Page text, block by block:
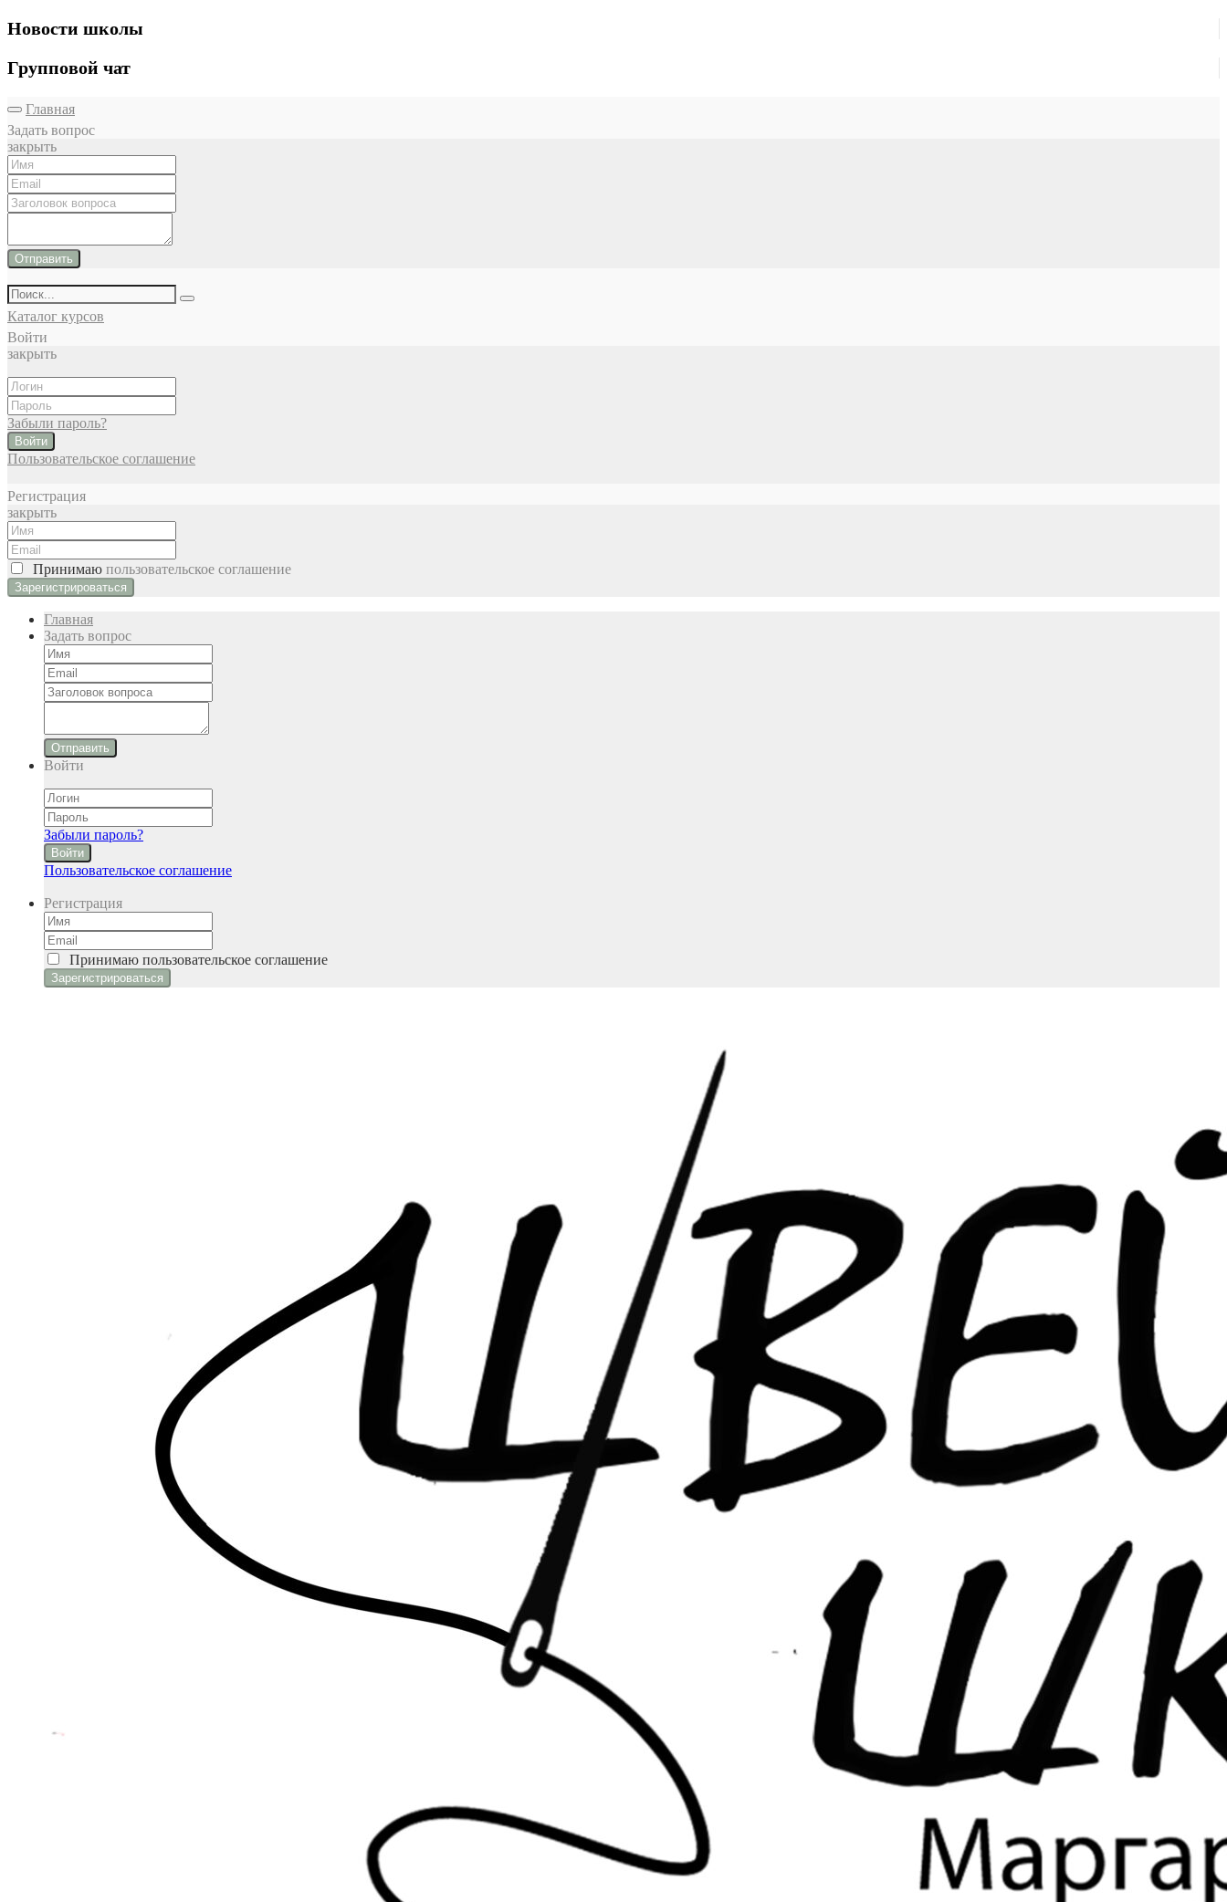
Новости школы
Групповой чат
Главная
Задать вопрос
закрыть
Отправить
Каталог курсов
Войти
закрыть
Забыли пароль?
Войти
Пользовательское соглашение
Регистрация
закрыть
Принимаю пользовательское соглашение
Главная
Задать вопрос
Отправить
Войти
Забыли пароль?
Войти
Пользовательское соглашение
Регистрация
Принимаю пользовательское соглашение